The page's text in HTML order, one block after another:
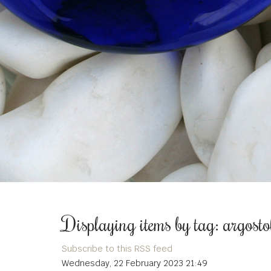
Displaying items by tag:
Subscribe to this RSS feed
Wednesday, 22 February 2023 21:49